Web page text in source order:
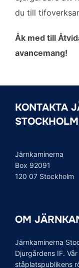
du till
Åk med till
avancemang!
KONTAKTA
STOCKHOLM
Järnkaminerna
Box 92091
120 07 Stockholm
OM
Järnkaminerna
Djurgårdens IF.
ståplatspublikens